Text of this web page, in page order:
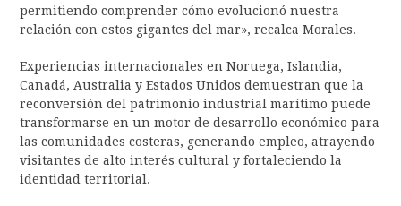
permitiendo comprender cómo evolucionó nuestra
relación con estos gigantes del mar», recalca Morales.
Experiencias internacionales en Noruega, Islandia,
Canadá, Australia y Estados Unidos demuestran que la
reconversión del patrimonio industrial marítimo puede
transformarse en un motor de desarrollo económico para
las comunidades costeras, generando empleo, atrayendo
visitantes de alto interés cultural y fortaleciendo la
identidad territorial.